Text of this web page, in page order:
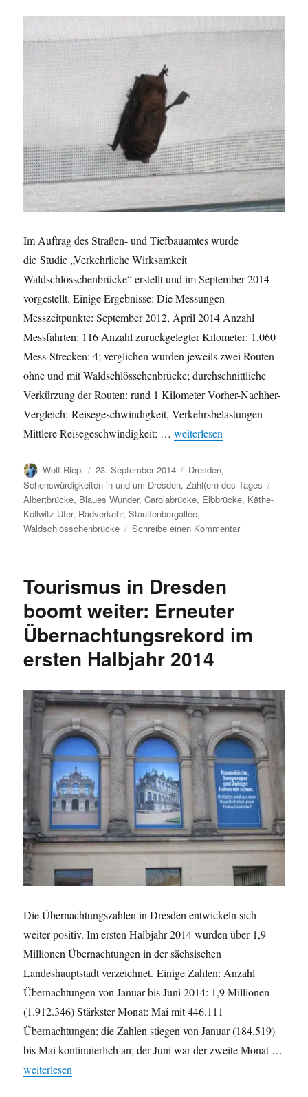
Im Auftrag des Straßen- und Tiefbauamtes wurde
die Studie „Verkehrliche Wirksamkeit
Waldschlösschenbrücke“ erstellt und im September 2014
vorgestellt. Einige Ergebnisse: Die Messungen
Messzeitpunkte: September 2012, April 2014 Anzahl
Messfahrten: 116 Anzahl zurückgelegter Kilometer: 1.060
Mess-Strecken: 4; verglichen wurden jeweils zwei Routen
ohne und mit Waldschlösschenbrücke; durchschnittliche
Verkürzung der Routen: rund 1 Kilometer Vorher-Nachher-
Vergleich: Reisegeschwindigkeit, Verkehrsbelastungen
Mittlere Reisegeschwindigkeit: …„Waldschlösschenbrücke:
weiterlesen
Autor
Wolf Riepl
Veröffentlicht
am
23. September 2014 Kategorien
Dresden,
Sehenswürdigkeiten in und um Dresden,Zahl(en) des Tages
Albertbrücke, Blaues Wunder,Carolabrücke, Elbbrücke, Käthe-
Kollwitz-Ufer, Radverkehr,Stauffenbergallee,
Waldschlösschenbrücke
Schreibe einen Kommentarzu
September
2014
Tourismus in Dresden
boomt weiter: Erneuter
Übernachtungsrekord im
ersten Halbjahr 2014
Die Übernachtungszahlen in Dresden entwickeln sich
weiter positiv. Im ersten Halbjahr 2014 wurden über 1,9
Millionen Übernachtungen in der sächsischen
Landeshauptstadt verzeichnet. Einige Zahlen: Anzahl
Übernachtungen von Januar bis Juni 2014: 1,9 Millionen
(1.912.346) Stärkster Monat: Mai mit 446.111
Übernachtungen; die Zahlen stiegen von Januar (184.519)
bis Mai kontinuierlich an; der Juni war der zweite Monat …
„Tourismus in Dresden boomt weiter: Erneuter
weiterlesen